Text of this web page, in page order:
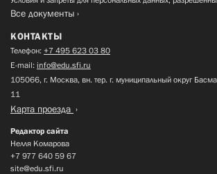
Все документы
КОНТАКТЫ
Телефон: +7 495 623 03 80
E-mail: info@edu.sfi.ru
105066, г. Москва, вн. тер. г. муниципальный округ
11
Карта проезда
Редактор сайта
Нелля Комарова
+7 977 640 59 67
site@edu.sfi.ru